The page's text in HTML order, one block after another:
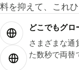
料を抑えて、これ
どこでもグ⁠ロ⁠
さまざまな通
た数秒で両替